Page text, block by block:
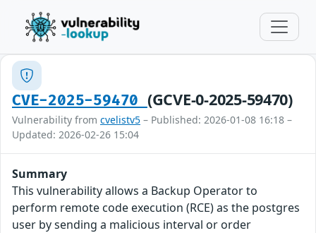
CVE-2025-59470 (GCVE-0-2025-59470)
Vulnerability from cvelistv5 – Published: 2026-01-08 16:18 –
Updated: 2026-02-26 15:04
Summary
This vulnerability allows a Backup Operator to
perform remote code execution (RCE) as the postgres
user by sending a malicious interval or order